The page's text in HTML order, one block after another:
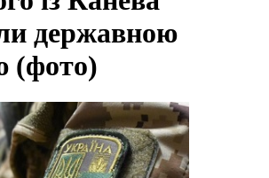
державною
(фото)